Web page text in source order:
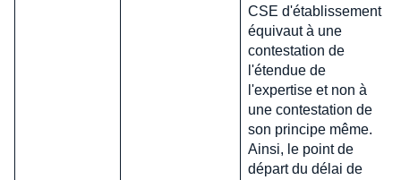
CSE d'établissement
équivaut à une
contestation de
l'étendue de
l'expertise et non à
une contestation de
son principe même.
Ainsi, le point de
départ du délai de